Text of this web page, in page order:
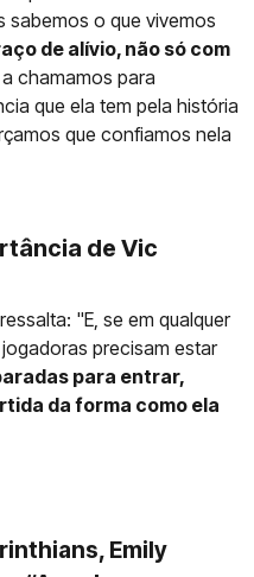
sabemos o que vivemos
de alívio, não só com
chamamos para
que ela tem pela história
que confiamos nela
de Vic
"E, se em qualquer
precisam estar
para entrar,
da forma como ela
Emily